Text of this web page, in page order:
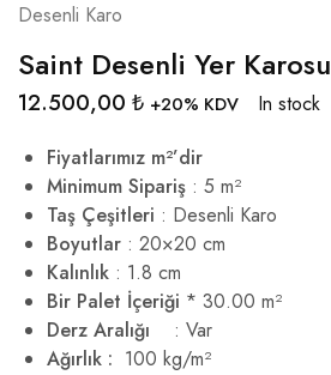
Desenli Karo
Saint Desenli Yer Karosu
12.500,00 ₺ +20% KDV
In stock
Fiyatlarımız m²’dir
Minimum Sipariş : 5 m²
Taş Çeşitleri : Desenli Karo
Boyutlar : 20×20 cm
Kalınlık : 1.8 cm
Bir Palet İçeriği * 30.00 m²
Derz Aralığı
: Var
Ağırlık : 100 kg/m²